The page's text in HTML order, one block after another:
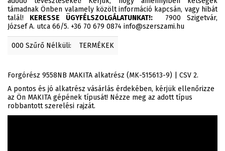
támadnak Önben valamely közölt információ kapcsán, vagy hibát
talál! KERESSE ÜGYFÉLSZOLGÁLATUNKAT!:7900 Szigetvár,
József A. utca 66/5. +36 70 679 0874 info@szerszami.hu
000 Szűrő Nélküli: TERMÉKEK
Forgórész 9558NB MAKITA alkatrész (MK-515613-9) | CSV 2.
A pontos és jó alkatrész vásárlás érdekében, kérjük ellenőrizze
az Ön MAKITA gépének típusát! Nézze meg az adott típus
robbantott szerelési rajzát.